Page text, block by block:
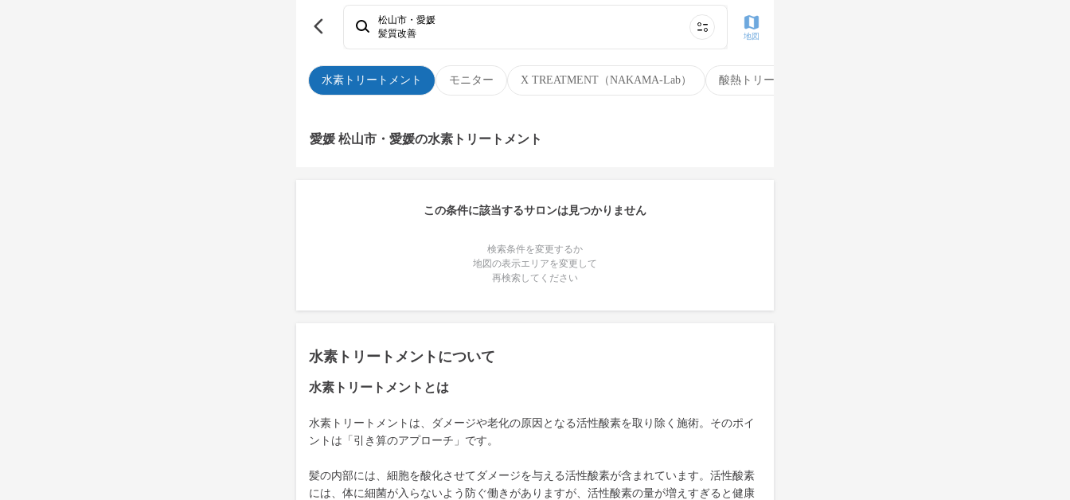
水素トリートメント モニター X TREATMENT（NAKAMA-Lab） 酸熱トリートメント
松山市・愛媛
髪質改善
地図
愛媛 松山市・愛媛の水素トリートメント
この条件に該当するサロンは見つかりません
検索条件を変更するか
地図の表示エリアを変更して
再検索してください
水素トリートメントについて
水素トリートメントとは
水素トリートメントは、ダメージや老化の原因となる活性酸素を取り除く施術。そのポイ
ントは「引き算のアプローチ」です。
髪の内部には、細胞を酸化させてダメージを与える活性酸素が含まれています。活性酸素
には、体に細菌が入らないよう防ぐ働きがありますが、活性酸素の量が増えすぎると健康